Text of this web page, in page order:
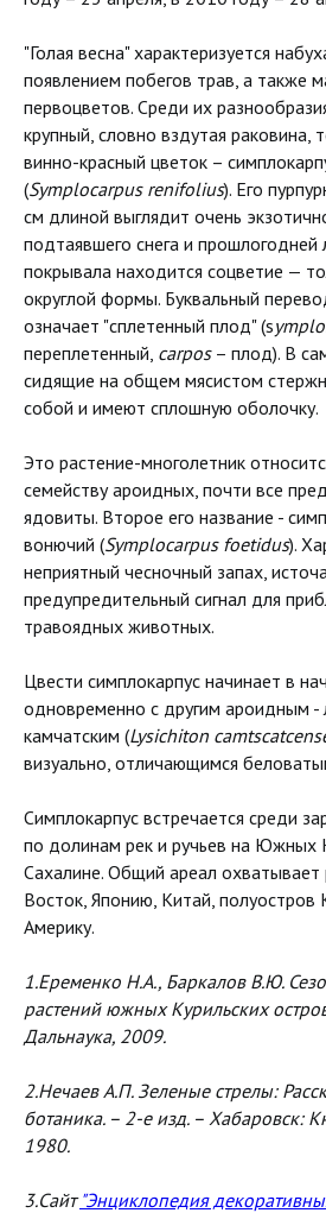
"Голая весна" характеризуется
появлением побегов трав, а также
первоцветов. Среди их
крупный, словно вздутая раковина,
винно-красный цветок –
(Symplocarpus renifolius). Его
см длиной выглядит очень
подтаявшего снега и прошлогодней
покрывала находится соцветие —
округлой формы. Буквальный
означает "сплетенный плод" (s
переплетенный, carpos– плод). В
сидящие на общем мясистом
собой и имеют сплошную оболочку.
Это растение-многолетник
семейству ароидных, почти все
ядовиты. Второе его название -
вонючий (Symplocarpus foetidus).
неприятный чесночный запах,
предупредительный сигнал для
травоядных животных.
Цвести симплокарпус начинает в
одновременно с другим ароидным -
камчатским (Lysichiton
визуально, отличающимся
Симплокарпус встречается среди
по долинам рек и ручьев на Южных
Сахалине. Общий ареал охватывает
Восток, Японию, Китай, полуостров
Америку.
1.Еременко Н.А., Баркалов В.Ю.
растений южных Курильских
Дальнаука, 2009.
2.Нечаев А.П. Зеленые стрелы:
ботаника. – 2-е изд. – Хабаровск:
1980.
3.Сайт"Энциклопедия